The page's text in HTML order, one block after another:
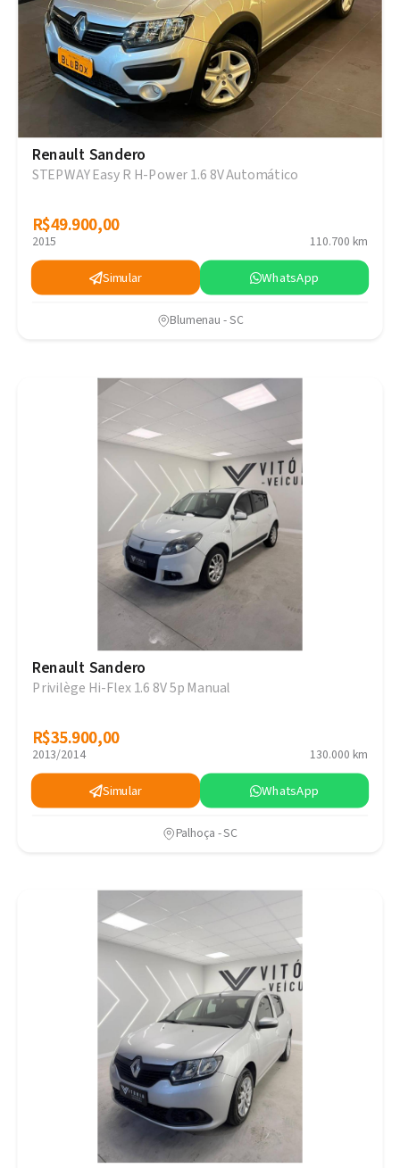
Renault Sandero
STEPWAY Easy R H-Power 1.6 8V Automático
R$49.900,00
R$49.900,00
2015 110.700 km
Simular WhatsApp
Blumenau - SC
Renault Sandero
Privilège Hi-Flex 1.6 8V 5p Manual
R$35.900,00
R$35.900,00
2013/2014 130.000 km
Simular WhatsApp
Palhoça - SC